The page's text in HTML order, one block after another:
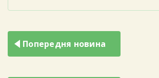
Навігація
записів
Попередня новина